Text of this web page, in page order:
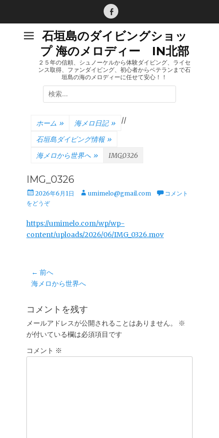
Facebook
石垣島のダイビングショッ
プ 海のメロディー IN北部
２５年の信頼、シュノーケルから体験ダイビング、ライセ
ンス取得、ファンダイビング、初心者からベテランまで石
垣島の海のメロディーに任せて安心！！
検
索:
ホーム » 海メロ日記 » /
石垣島ダイビング情報 »
/
海メロから世界へ » IMG_0326
IMG_0326
投
稿
2026年6月1日
投 umimelo@gmail.com
コメント
をどうぞ
https://umimelo.com/wp/wp-
content/uploads/2026/06/IMG_0326.mov
投
稿
ビ
ゲ
ー
シ
← 前へ
前
投
海メロから世界へ
コメントを残す
メールアドレスが公開されることはありません。
※
が付いている欄は必須項目です
コメント ※